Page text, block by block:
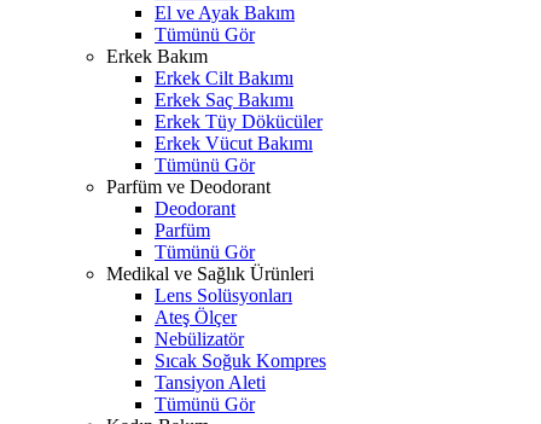
El ve Ayak Bakım
Tümünü Gör
Erkek Bakım
Erkek Cilt Bakımı
Erkek Saç Bakımı
Erkek Tüy Dökücüler
Erkek Vücut Bakımı
Tümünü Gör
Parfüm ve Deodorant
Deodorant
Parfüm
Tümünü Gör
Medikal ve Sağlık Ürünleri
Lens Solüsyonları
Ateş Ölçer
Nebülizatör
Sıcak Soğuk Kompres
Tansiyon Aleti
Tümünü Gör